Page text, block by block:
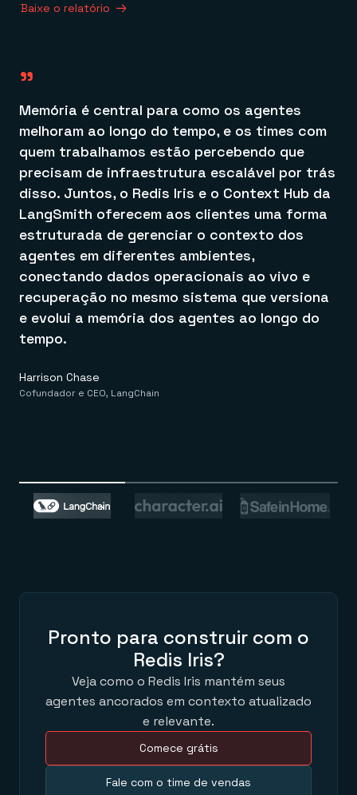
Baixe o relatório
"
Memória é central para como os agentes
melhoram ao longo do tempo, e os times com
quem trabalhamos estão percebendo que
precisam de infraestrutura escalável por trás
disso. Juntos, o Redis Iris e o Context Hub da
LangSmith oferecem aos clientes uma forma
estruturada de gerenciar o contexto dos
agentes em diferentes ambientes,
conectando dados operacionais ao vivo e
recuperação no mesmo sistema que versiona
e evolui a memória dos agentes ao longo do
tempo.
Harrison Chase
Cofundador e CEO, LangChain
Pronto para construir com o
Redis Iris?
Veja como o Redis Iris mantém seus
agentes ancorados em contexto atualizado
e relevante.
Comece grátis
Fale com o time de vendas